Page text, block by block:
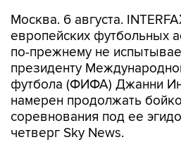
Москва. 6 августа.
европейских футбольных
по-прежнему не
президенту
футбола (ФИФА) Джанни
намерен продолжать
соревнования под ее
четверг Sky News.